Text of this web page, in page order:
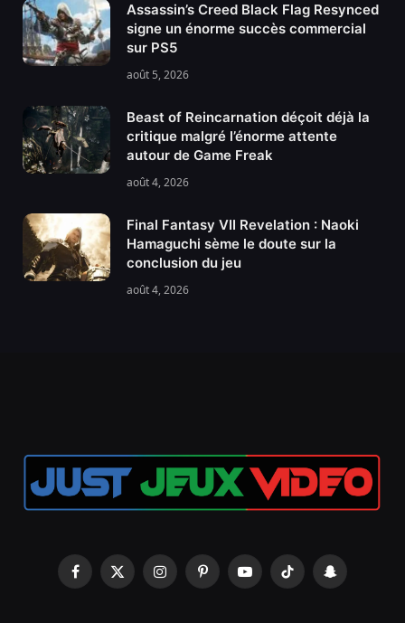
Assassin’s Creed Black Flag Resynced
signe un énorme succès commercial
sur PS5
août 5, 2026
Beast of Reincarnation déçoit déjà la
critique malgré l’énorme attente
autour de Game Freak
août 4, 2026
Final Fantasy VII Revelation : Naoki
Hamaguchi sème le doute sur la
conclusion du jeu
août 4, 2026
Facebook
X
InstagramPinterestYouTubeTikTok Snapchat